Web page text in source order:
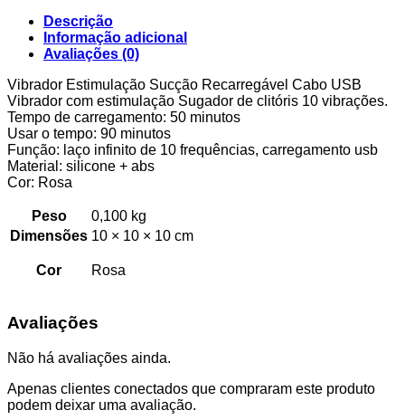
Descrição
Informação adicional
Avaliações (0)
Vibrador Estimulação Sucção Recarregável Cabo USB
Vibrador com estimulação Sugador de clitóris 10 vibrações.
Tempo de carregamento: 50 minutos
Usar o tempo: 90 minutos
Função: laço infinito de 10 frequências, carregamento usb
Material: silicone + abs
Cor: Rosa
Peso
0,100 kg
Dimensões 10 × 10 × 10 cm
Cor Rosa
Avaliações
Não há avaliações ainda.
Apenas clientes conectados que compraram este produto
podem deixar uma avaliação.